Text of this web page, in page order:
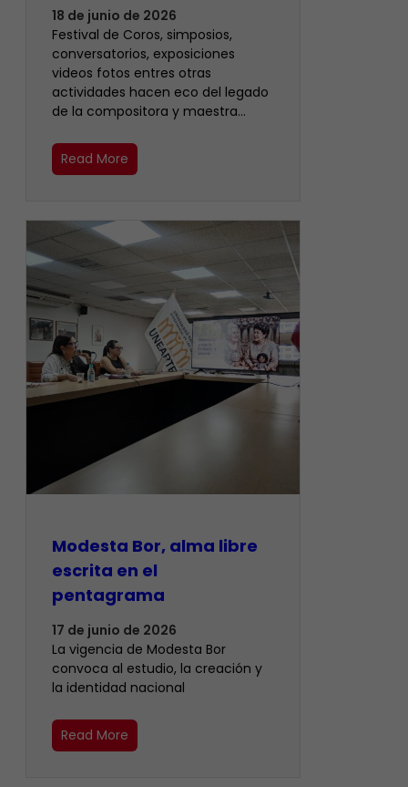
18 de junio de 2026
Festival de Coros, simposios,
conversatorios, exposiciones
videos fotos entres otras
actividades hacen eco del legado
de la compositora y maestra…
Read More
Modesta Bor, alma libre
escrita en el
pentagrama
17 de junio de 2026
La vigencia de Modesta Bor
convoca al estudio, la creación y
la identidad nacional
Read More